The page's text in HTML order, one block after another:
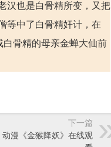
汉也是白骨精所变，又把
等中了白骨精奸计，在
白骨精的母亲金蝉大仙前
下一篇
漫《金猴降妖》在线观